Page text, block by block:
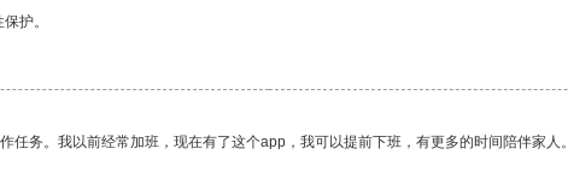
护。
务。我以前经常加班，现在有了这个app，我可以提前下班，有更多的时间陪伴家人。